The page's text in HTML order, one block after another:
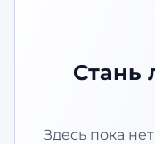
Стань
Здесь пока